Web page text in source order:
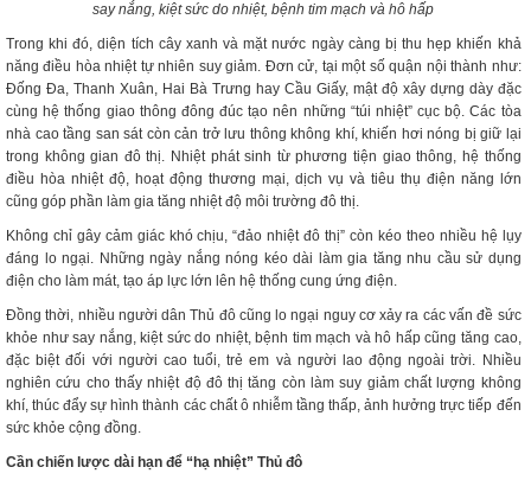
say nắng, kiệt sức do nhiệt, bệnh tim mạch và hô hấp
Trong khi đó, diện tích cây xanh và mặt nước ngày càng bị thu hẹp khiến khả
năng điều hòa nhiệt tự nhiên suy giảm. Đơn cử, tại một số quận nội thành như:
Đống Đa, Thanh Xuân, Hai Bà Trưng hay Cầu Giấy, mật độ xây dựng dày đặc
cùng hệ thống giao thông đông đúc tạo nên những “túi nhiệt” cục bộ. Các tòa
nhà cao tầng san sát còn cản trở lưu thông không khí, khiến hơi nóng bị giữ lại
trong không gian đô thị. Nhiệt phát sinh từ phương tiện giao thông, hệ thống
điều hòa nhiệt độ, hoạt động thương mại, dịch vụ và tiêu thụ điện năng lớn
cũng góp phần làm gia tăng nhiệt độ môi trường đô thị.
Không chỉ gây cảm giác khó chịu, “đảo nhiệt đô thị” còn kéo theo nhiều hệ lụy
đáng lo ngại. Những ngày nắng nóng kéo dài làm gia tăng nhu cầu sử dụng
điện cho làm mát, tạo áp lực lớn lên hệ thống cung ứng điện.
Đồng thời, nhiều người dân Thủ đô cũng lo ngại nguy cơ xảy ra các vấn đề sức
khỏe như say nắng, kiệt sức do nhiệt, bệnh tim mạch và hô hấp cũng tăng cao,
đặc biệt đối với người cao tuổi, trẻ em và người lao động ngoài trời. Nhiều
nghiên cứu cho thấy nhiệt độ đô thị tăng còn làm suy giảm chất lượng không
khí, thúc đẩy sự hình thành các chất ô nhiễm tầng thấp, ảnh hưởng trực tiếp đến
sức khỏe cộng đồng.
Cần chiến lược dài hạn để “hạ nhiệt” Thủ đô